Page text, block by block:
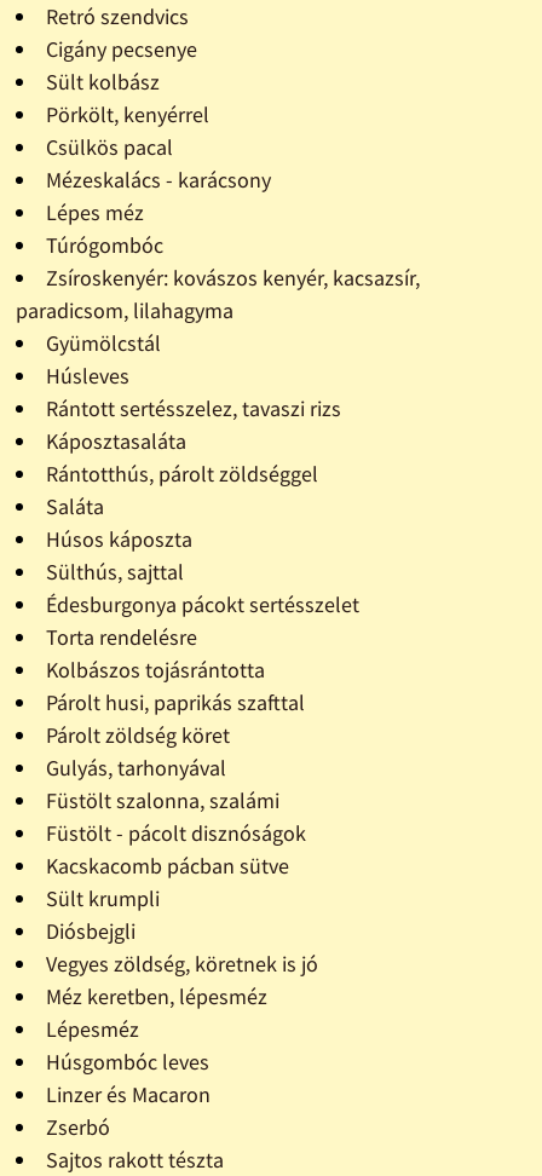
Retró szendvics
Cigány pecsenye
Sült kolbász
Pörkölt, kenyérrel
Csülkös pacal
Mézeskalács - karácsony
Lépes méz
Túrógombóc
Zsíroskenyér: kovászos kenyér, kacsazsír,
paradicsom, lilahagyma
Gyümölcstál
Húsleves
Rántott sertésszelez, tavaszi rizs
Káposztasaláta
Rántotthús, párolt zöldséggel
Saláta
Húsos káposzta
Sülthús, sajttal
Édesburgonya pácokt sertésszelet
Torta rendelésre
Kolbászos tojásrántotta
Párolt husi, paprikás szafttal
Párolt zöldség köret
Gulyás, tarhonyával
Füstölt szalonna, szalámi
Füstölt - pácolt disznóságok
Kacskacomb pácban sütve
Sült krumpli
Diósbejgli
Vegyes zöldség, köretnek is jó
Méz keretben, lépesméz
Lépesméz
Húsgombóc leves
Linzer és Macaron
Zserbó
Sajtos rakott tészta